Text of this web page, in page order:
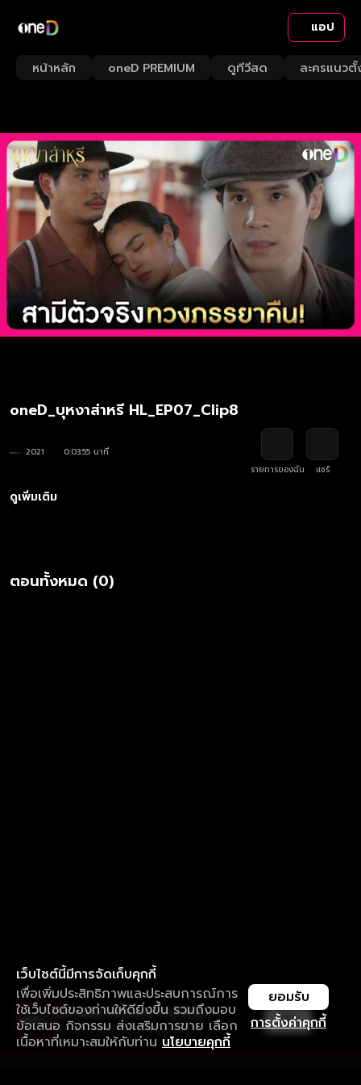
แอป
หน้าหลัก oneD PREMIUM ดูทีวีสด ละครแนวตั้
oneD_บุหงาส่าหรี HL_EP07_Clip8
2021
0:03:55 นาที
รายการของฉัน
แชร์
ดูเพิ่มเติม
ตอนทั้งหมด (0)
เว็บไซต์นี้มีการจัดเก็บคุกกี้
เพื่อเพิ่มประสิทธิภาพและประสบการณ์การ
ใช้เว็บไซต์ของท่านให้ดียิ่งขึ้น รวมถึงมอบ
ข้อเสนอ กิจกรรม ส่งเสริมการขาย เลือก
เนื้อหาที่เหมาะสมให้กับท่าน นโยบายคุกกี้
การตั้งค่าคุกกี้
ยอมรับ
ใช้งานแอป ลื่นไหลกว่า ไม่มีสะดุด
ดาวน์โหลดแอปเพื่อการรับชมที่ดีกว่า เปิด